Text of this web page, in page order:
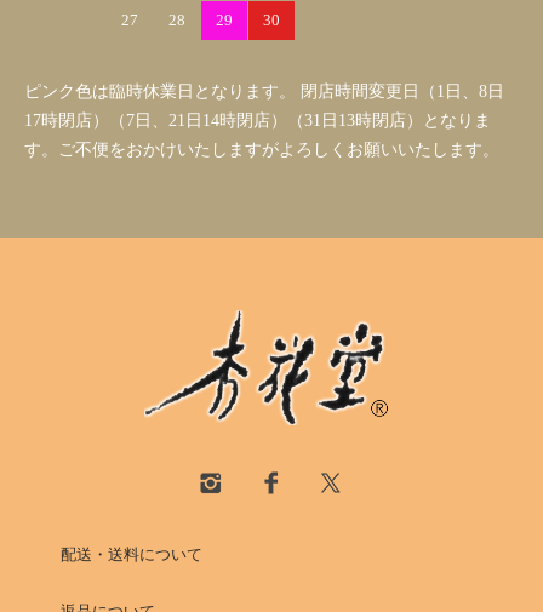
27 28 29 30
ピンク色は臨時休業日となります。 閉店時間変更日（1日、8日
17時閉店）（7日、21日14時閉店）（31日13時閉店）となりま
す。ご不便をおかけいたしますがよろしくお願いいたします。
配送・送料について